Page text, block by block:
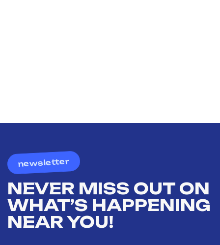
newsletter
NEVER MISS OUT ON
WHAT’S HAPPENING
NEAR YOU!